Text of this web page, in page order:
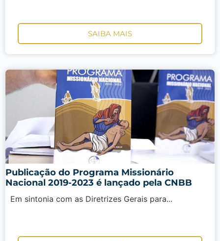
SAIBA MAIS
Publicação do Programa Missionário
Nacional 2019-2023 é lançado pela CNBB
Em sintonia com as Diretrizes Gerais para...